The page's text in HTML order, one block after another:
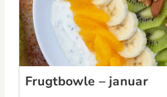
Frugt­bowle – januar